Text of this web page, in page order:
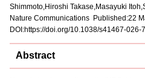
Shimmoto,Hiroshi Takase,Masayuki
Nature Communications Published:22
DOI:https://doi.org/10.1038/s41467-026-
Abstract